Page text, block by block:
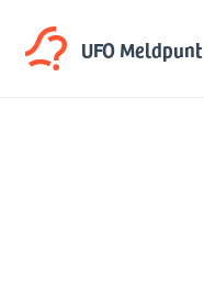
UFO Meldpunt